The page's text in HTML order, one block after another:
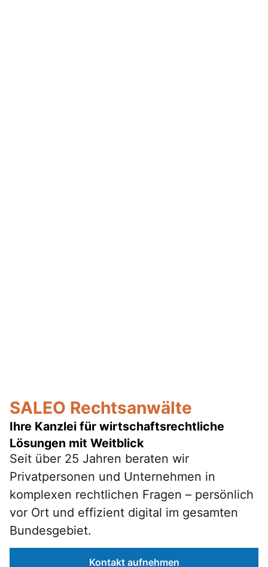
SALEO Rechtsanwälte
Ihre Kanzlei für wirtschaftsrechtliche
Lösungen mit Weitblick
Seit über 25 Jahren beraten wir
Privatpersonen und Unternehmen in
komplexen rechtlichen Fragen – persönlich
vor Ort und effizient digital im gesamten
Bundesgebiet.
Kontakt aufnehmen